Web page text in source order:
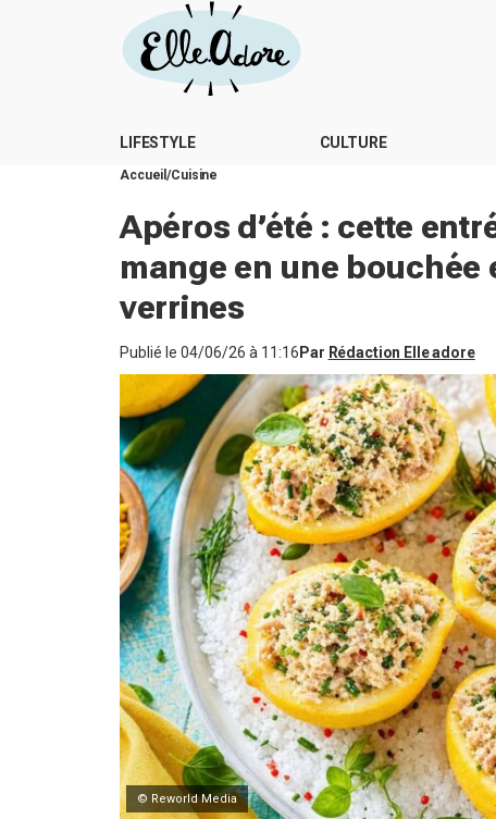
LIFESTYLE CULTURE
Accueil Cuisine
Apéros d’été : cette
mange en une bouchée
verrines
Publié le 04/06/26 à 11:16 Par Rédaction Elle adore
© Reworld Media